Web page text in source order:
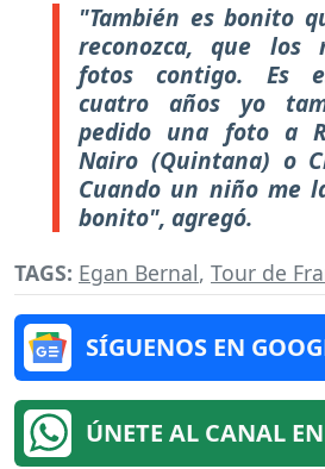
"También es bonito
reconozca, que los
fotos contigo. Es
cuatro años yo
pedido una foto a
Nairo (Quintana) o
Cuando un niño me
bonito", agregó.
TAGS: Egan Bernal, Tour de
SÍGUENOS EN
ÚNETE AL CANAL